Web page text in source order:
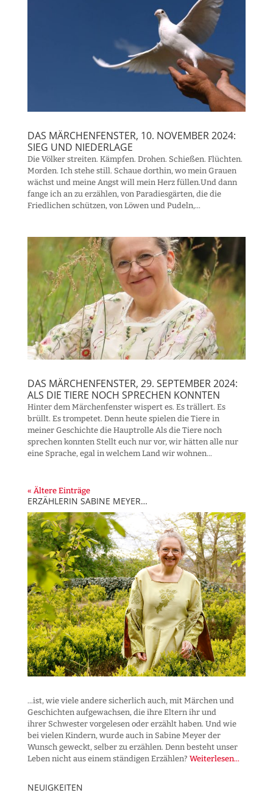
DAS MÄRCHENFENSTER, 10. NOVEMBER 2024:
SIEG UND NIEDERLAGE
Die Völker streiten. Kämpfen. Drohen. Schießen. Flüchten.
Morden. Ich stehe still. Schaue dorthin, wo mein Grauen
wächst und meine Angst will mein Herz füllen.Und dann
fange ich an zu erzählen, von Paradiesgärten, die die
Friedlichen schützen, von Löwen und Pudeln,...
DAS MÄRCHENFENSTER, 29. SEPTEMBER 2024:
ALS DIE TIERE NOCH SPRECHEN KONNTEN
Hinter dem Märchenfenster wispert es. Es trällert. Es
brüllt. Es trompetet. Denn heute spielen die Tiere in
meiner Geschichte die Hauptrolle Als die Tiere noch
sprechen konnten Stellt euch nur vor, wir hätten alle nur
eine Sprache, egal in welchem Land wir wohnen...
« Ältere Einträge
ERZÄHLERIN SABINE MEYER…
...ist, wie viele andere sicherlich auch, mit Märchen und
Geschichten aufgewachsen, die ihre Eltern ihr und
ihrer Schwester vorgelesen oder erzählt haben. Und wie
bei vielen Kindern, wurde auch in Sabine Meyer der
Wunsch geweckt, selber zu erzählen. Denn besteht unser
Leben nicht aus einem ständigen Erzählen? Weiterlesen...
NEUIGKEITEN